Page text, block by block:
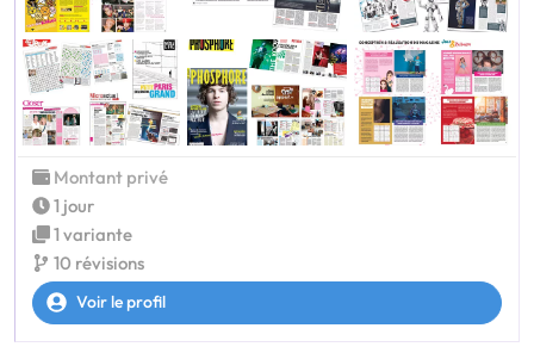
Montant privé
1 jour
1 variante
10 révisions
Voir le profil